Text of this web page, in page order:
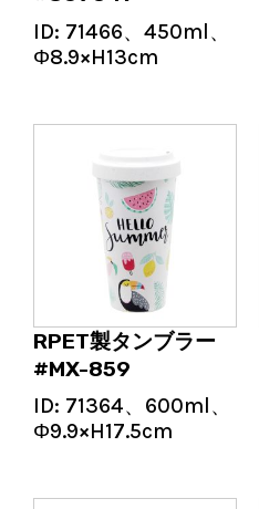
ID: 71466、450ml、
Φ8.9×H13cm
RPET製タンブラー
#MX-859
ID: 71364、600ml、
Φ9.9×H17.5cm